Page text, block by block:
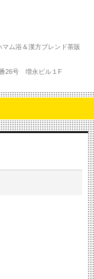
ム浴＆漢方ブレンド茶販
目1番26号 増永ビル１F